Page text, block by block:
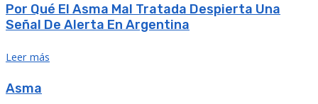
Por Qué El Asma Mal Tratada Despierta Una
Señal De Alerta En Argentina
Leer más
Asma